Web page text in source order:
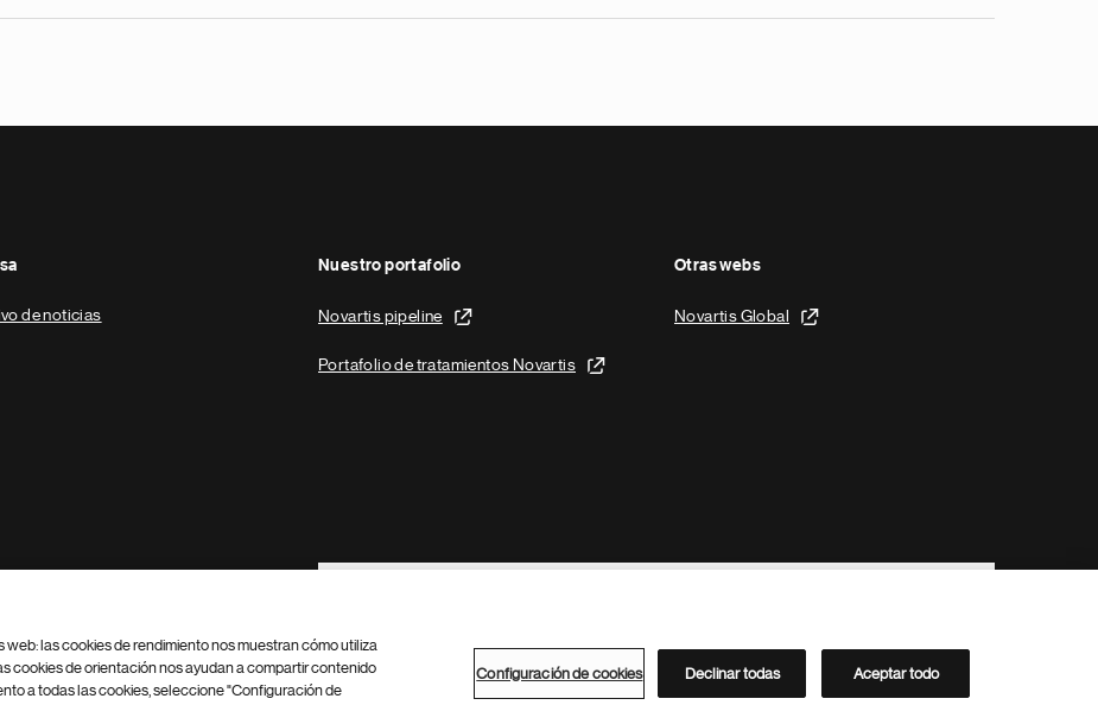
de noticias
Nuestro portafolio
Novartis pipeline
Portafolio de tratamientos Novartis
Otras webs
Novartis Global
Footer Site Search
Directorio de Novartis
las cookies de rendimiento nos muestran cómo utiliza
cookies de orientación nos ayudan a compartir contenido
a todas las cookies, seleccione "Configuración de
Configuración de cookies Declinar todas Aceptar todo